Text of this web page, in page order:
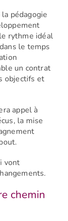
pédagogie
rythme idéal
le temps
un contrat
objectifs et
appel à
la mise
vont
chemin